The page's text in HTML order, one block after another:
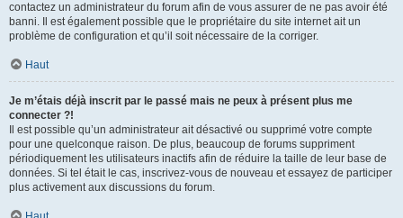
contactez un administrateur du forum afin de vous assurer de ne pas avoir été
banni. Il est également possible que le propriétaire du site internet ait un
problème de configuration et qu’il soit nécessaire de la corriger.
Haut
Je m’étais déjà inscrit par le passé mais ne peux à présent plus me
connecter ?!
Il est possible qu’un administrateur ait désactivé ou supprimé votre compte
pour une quelconque raison. De plus, beaucoup de forums suppriment
périodiquement les utilisateurs inactifs afin de réduire la taille de leur base de
données. Si tel était le cas, inscrivez-vous de nouveau et essayez de participer
plus activement aux discussions du forum.